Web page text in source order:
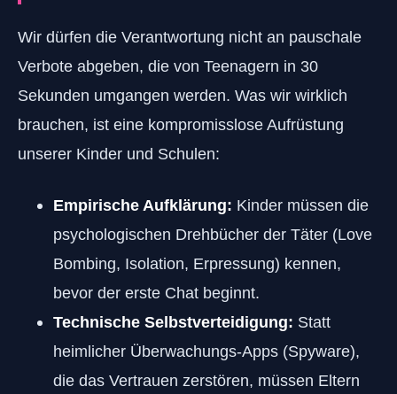
Wir dürfen die Verantwortung nicht an pauschale
Verbote abgeben, die von Teenagern in 30
Sekunden umgangen werden. Was wir wirklich
brauchen, ist eine kompromisslose Aufrüstung
unserer Kinder und Schulen:
Empirische Aufklärung: Kinder müssen die
psychologischen Drehbücher der Täter (Love
Bombing, Isolation, Erpressung) kennen,
bevor der erste Chat beginnt.
Technische Selbstverteidigung: Statt
heimlicher Überwachungs-Apps (Spyware),
die das Vertrauen zerstören, müssen Eltern